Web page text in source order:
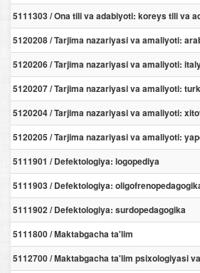
5111303 / Ona tili va adabiyoti: koreys tili va
5120208 / Tarjima nazariyasi va amaliyoti:
5120206 / Tarjima nazariyasi va amaliyoti:
5120207 / Tarjima nazariyasi va amaliyoti:
5120204 / Tarjima nazariyasi va amaliyoti:
5120205 / Tarjima nazariyasi va amaliyoti:
5111901 / Defektologiya: logopediya
5111903 / Defektologiya:
5111902 / Defektologiya: surdopedagogika
5111800 / Maktabgacha ta'lim
5112700 / Maktabgacha ta'lim psixologiyasi